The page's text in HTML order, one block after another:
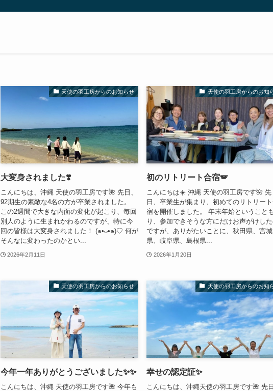
天使の羽工房からのお知らせ
大変身されました❣️
こんにちは、沖縄 天使の羽工房です🌺 先日、
92期生の素敵な4名の方が卒業されました。
この2週間で大きな内面の変化が起こり、毎回
別人のように生まれかわるのですが、特に今
回の皆様は大変身されました！ (๑•ᴗ•๑)♡ 何が
そんなに変わったのかとい...
2026年2月11日
天使の羽工房からのお知
初のリトリート合宿🪽
こんにちは☀️ 沖縄 天使の羽工房です🌺 先
日、卒業生が集まり、初めてのリトリー
宿を開催しました。 年末年始ということ
り、参加できそうな方にだけお声がけし
ですが、ありがたいことに、秋田県、宮城
県、岐阜県、島根県...
2026年1月20日
天使の羽工房からのお知らせ
今年一年ありがとうございました✨✨
こんにちは、沖縄 天使の羽工房です🌺 今年も
天使の羽工房からのお知
幸せの認定証✨
こんにちは、沖縄天使の羽工房です🌺 先日